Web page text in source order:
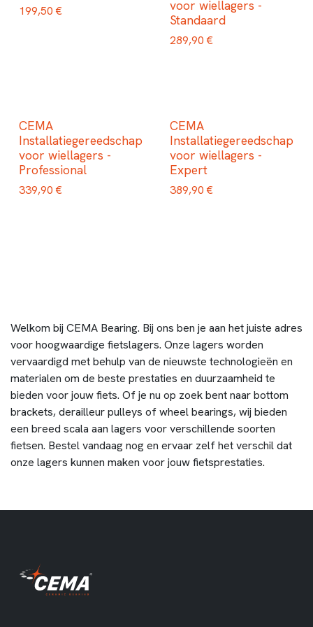
199,50 €
voor wiellagers -
Standaard
289,90 €
CEMA
Installatiegereedschap
voor wiellagers -
Professional
339,90 €
CEMA
Installatiegereedschap
voor wiellagers -
Expert
389,90 €
Welkom bij CEMA Bearing. Bij ons ben je aan het juiste adres
voor hoogwaardige fietslagers. Onze lagers worden
vervaardigd met behulp van de nieuwste technologieën en
materialen om de beste prestaties en duurzaamheid te
bieden voor jouw fiets. Of je nu op zoek bent naar bottom
brackets, derailleur pulleys of wheel bearings, wij bieden
een breed scala aan lagers voor verschillende soorten
fietsen. Bestel vandaag nog en ervaar zelf het verschil dat
onze lagers kunnen maken voor jouw fietsprestaties.